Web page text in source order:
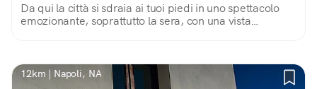
Da qui la città si sdraia ai tuoi piedi in uno spettacolo
emozionante, soprattutto la sera, con una vista
12km | Napoli, NA